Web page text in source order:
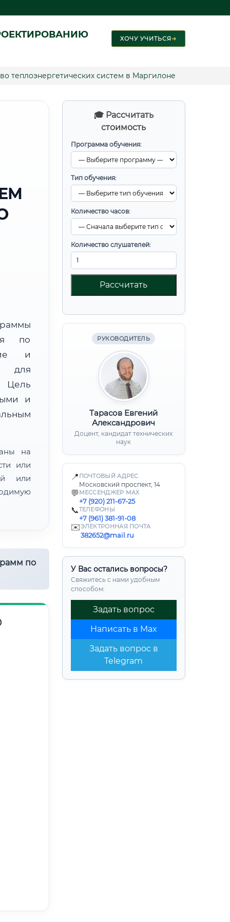
ХОЧУ УЧИТЬСЯ➜
теплоэнергетических систем в Маргилоне
🎓 Рассчитать
стоимость
Программа обучения:
Тип обучения:
Количество часов:
Количество слушателей:
Рассчитать
РУКОВОДИТЕЛЬ
Тарасов Евгений
Александрович
Доцент, кандидат технических
наук
📍 ПОЧТОВЫЙ АДРЕС
Московский проспект, 14
💬 МЕССЕНДЖЕР MAX
+7 (920) 211-67-25
📞ТЕЛЕФОНЫ
+7 (961) 381-91-08
✉️ЭЛЕКТРОННАЯ ПОЧТА
382652@mail.ru
У Вас остались вопросы?
Свяжитесь с нами удобным
способом:
Задать вопрос
Написать в Max
Задать вопрос в
Telegram
по
и
для
Цель
и
на
или
или
по